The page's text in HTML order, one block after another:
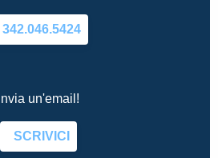
342.046.5424
Invia un'email!
SCRIVICI